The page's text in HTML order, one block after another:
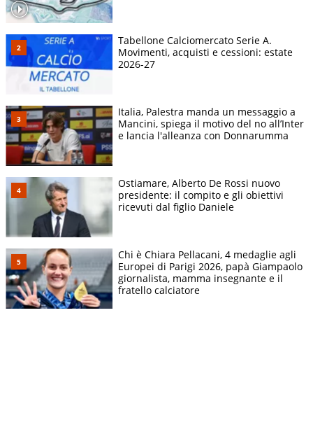
Tabellone Calciomercato Serie A.
Movimenti, acquisti e cessioni: estate
2026-27
Italia, Palestra manda un messaggio a
Mancini, spiega il motivo del no all’Inter
e lancia l'alleanza con Donnarumma
Ostiamare, Alberto De Rossi nuovo
presidente: il compito e gli obiettivi
ricevuti dal figlio Daniele
Chi è Chiara Pellacani, 4 medaglie agli
Europei di Parigi 2026, papà Giampaolo
giornalista, mamma insegnante e il
fratello calciatore